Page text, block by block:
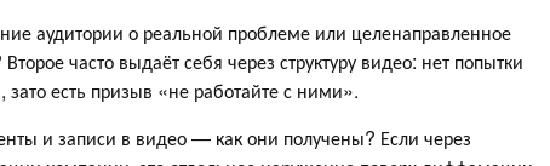
аудитории о реальной проблеме или целенаправленное
часто выдаёт себя через структуру видео: нет попытки
есть призыв «не работайте с ними».
и записи в видео — как они получены? Если через